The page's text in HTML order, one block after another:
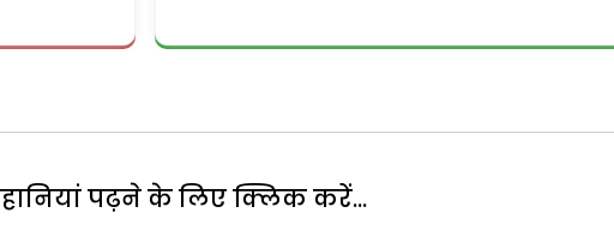
पढ़ने के लिए क्लिक करें...